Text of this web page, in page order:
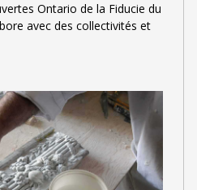
Ontario de la Fiducie du
avec des collectivités et